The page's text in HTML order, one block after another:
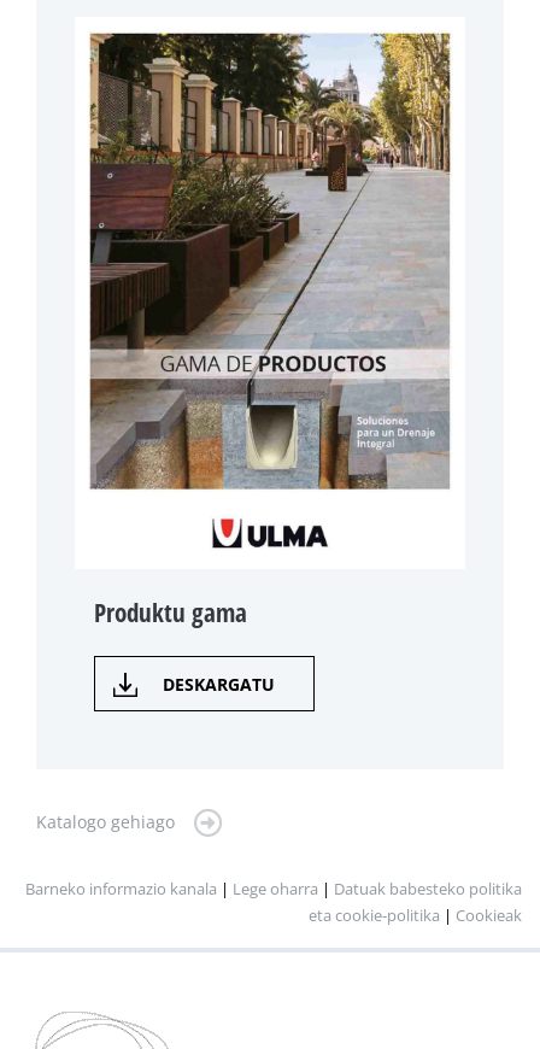
Produktu gama
DESKARGATU
Katalogo gehiago
Barneko informazio kanala | Lege oharra | Datuak babesteko politika
eta cookie-politika | Cookieak